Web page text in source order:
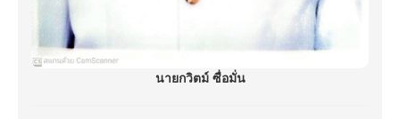
นายกวิตม์ ซื่อมั่น